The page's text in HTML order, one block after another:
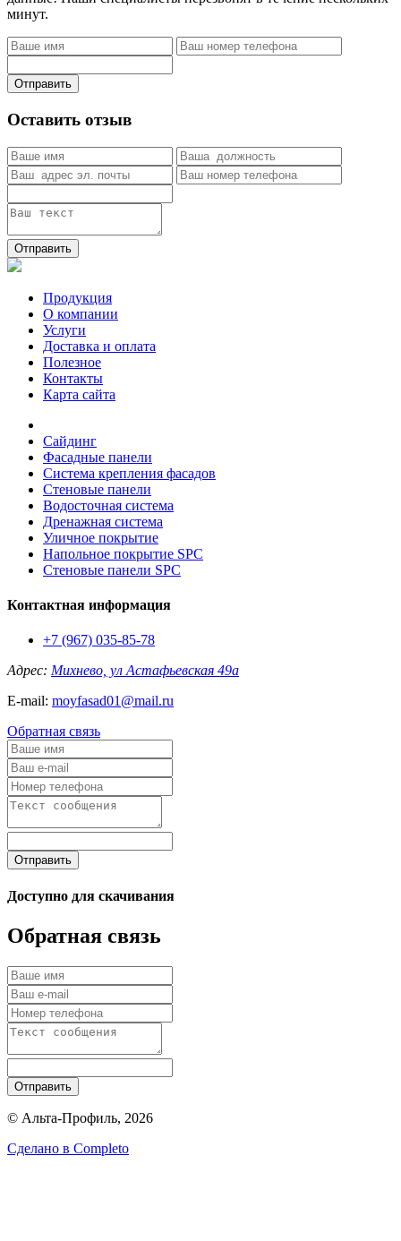
минут.
Отправить
Оставить отзыв
Отправить
Продукция
О компании
Услуги
Доставка и оплата
Полезное
Контакты
Карта сайта
Сайдинг
Фасадные панели
Система крепления фасадов
Стеновые панели
Водосточная система
Дренажная система
Уличное покрытие
Напольное покрытие SPC
Стеновые панели SPC
Контактная информация
+7 (967) 035-85-78
Адрес: Михнево, ул Астафьевская 49а
E-mail: moyfasad01@mail.ru
Обратная связь
Отправить
Доступно для скачивания
Обратная связь
Отправить
© Альта-Профиль, 2026
Сделано в Completo